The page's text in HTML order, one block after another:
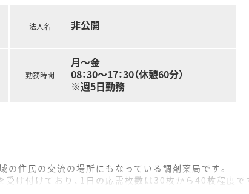
法人名 非公開
勤務時間
月～金
08：30～17：30（休憩60分）
※週5日勤務
住民の交流の場所にもなっている調剤薬局です。
け付けており、1日の応需枚数は30枚から40枚程度で